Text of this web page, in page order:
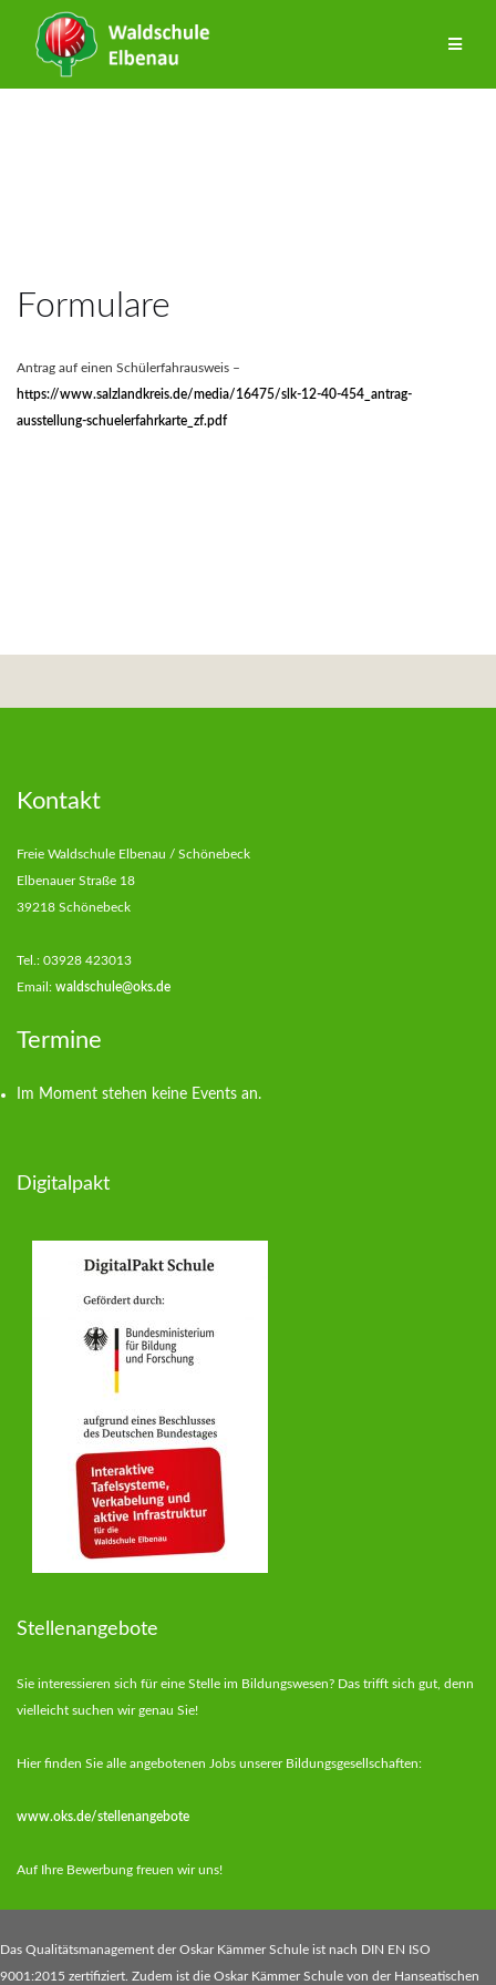
Inhalt
springen
Formulare
Antrag auf einen Schülerfahrausweis –
https://www.salzlandkreis.de/media/16475/slk-12-40-454_antrag-
ausstellung-schuelerfahrkarte_zf.pdf
Kontakt
Freie Waldschule Elbenau / Schönebeck
Elbenauer Straße 18
39218 Schönebeck
Tel.: 03928 423013
Email: waldschule@oks.de
Termine
Im Moment stehen keine Events an.
Digitalpakt
Stellenangebote
Sie interessieren sich für eine Stelle im Bildungswesen? Das trifft sich gut, denn
vielleicht suchen wir genau Sie!
Hier finden Sie alle angebotenen Jobs unserer Bildungsgesellschaften:
www.oks.de/stellenangebote
Auf Ihre Bewerbung freuen wir uns!
Das Qualitätsmanagement der Oskar Kämmer Schule ist nach DIN EN ISO
9001:2015 zertifiziert. Zudem ist die Oskar Kämmer Schule von der Hanseatischen